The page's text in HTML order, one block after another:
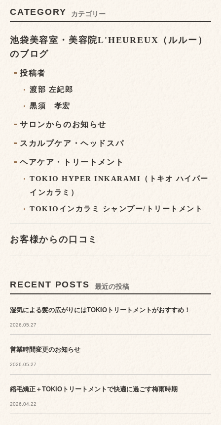
CATEGORY カテゴリー
池袋美容室・美容院L'HEUREUX（ルルー）
のブログ
投稿者
渡部 左紀郎
黒須 孝宏
サロンからのお知らせ
スカルプケア・ヘッドスパ
ヘアケア・トリートメント
TOKIO HYPER INKARAMI（トキオ ハイパー
インカラミ）
TOKIOインカラミ シャンプー/トリートメント
お客様からの口コミ
RECENT POSTS 最近の投稿
湿気による髪の広がりにはTOKIOトリートメントがおすすめ！
2026.05.27
営業時間変更のお知らせ
2026.05.27
縮毛矯正＋TOKIOトリートメントで快適に過ごす梅雨時期
2026.04.22